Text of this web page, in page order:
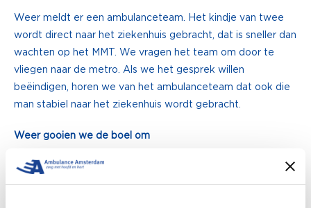
Weer meldt er een ambulanceteam. Het kindje van twee
wordt direct naar het ziekenhuis gebracht, dat is sneller dan
wachten op het MMT. We vragen het team om door te
vliegen naar de metro. Als we het gesprek willen
beëindigen, horen we van het ambulanceteam dat ook die
man stabiel naar het ziekenhuis wordt gebracht.
Weer gooien we de boel om
Team Amsterdam gaat naar de beknelde vrouw in de auto
en het team van Rotterdam vliegt door naar de verhanging.